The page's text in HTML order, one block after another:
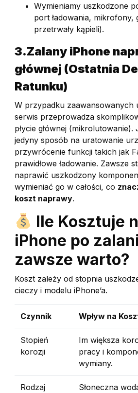
Wymieniamy uszkodzone
port ładowania, mikrofony,
przetrwały kąpieli).
3.Zalany iPhone
głównej (Ostatnia
Ratunku)
W przypadku zaawansowanych
serwis przeprowadza
płycie głównej (mikrolutowanie).
jedyny sposób na uratowanie
przywrócenie funkcji takich jak
prawidłowe ładowanie. Zawsze
naprawić uszkodzony
wymieniać go w całości, co
koszt naprawy.
Ile Kosztuje
iPhone po
zawsze warto?
Koszt zależy od stopnia
cieczy i modelu iPhone’a.
Czynnik Wpływ na
Stopień
korozji
Im większa
pracy i
wymiany.
Rodzaj
Słoneczna